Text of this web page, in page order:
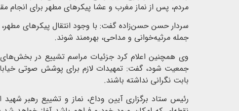
مردم، پس از نماز مغرب و عشا پیکرهای مطهر برای
سردار حسن حسن‌زاده گفت: با وجود انتقال پیکرهای
جمله مرثیه‌خوانی و مداحی، بهره‌مند شوند.
وی همچنین اعلام کرد جزئیات مراسم تشییع در
جمعیت شود، گفت: تمهیدات لازم برای پوشش صوتی
بابت نگرانی نداشته باشند.
رئیس ستاد برگزاری آیین وداع، نماز و تشییع رهبر